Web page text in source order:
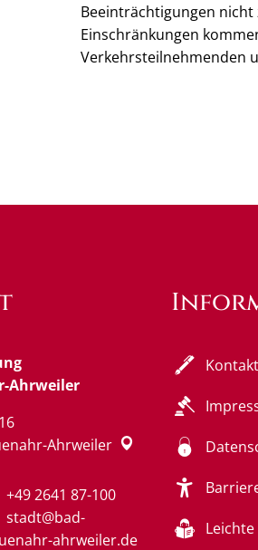
Beeinträchtigungen nicht
Einschränkungen
Verkehrsteilnehmenden
Ahrweiler
Ahrweiler
+49 2641 87-100
stadt@bad-
ahrweiler.de
Kontakt